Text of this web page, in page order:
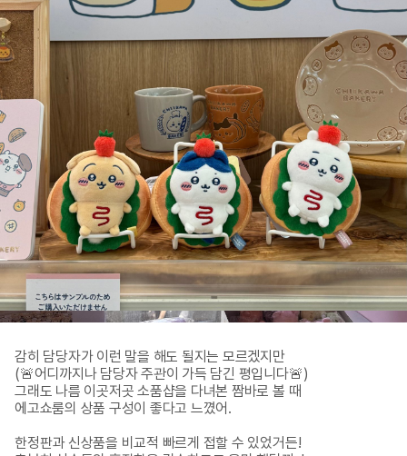
감히 담당자가 이런 말을 해도 될지는 모르겠지만
(🚨어디까지나 담당자 주관이 가득 담긴 평입니다🚨)
그래도 나름 이곳저곳 소품샵을 다녀본 짬바로 볼 때
에고쇼룸의 상품 구성이 좋다고 느꼈어.
한정판과 신상품을 비교적 빠르게 접할 수 있었거든!